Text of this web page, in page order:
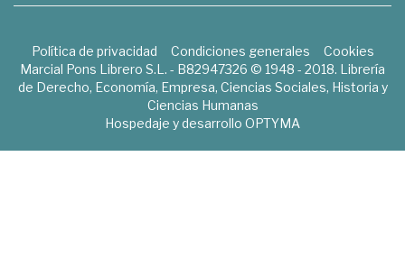
Política de privacidad Condiciones generales
Cookies
Marcial Pons Librero S.L. - B82947326 © 1948 - 2018. Librería
de Derecho, Economía, Empresa, Ciencias Sociales, Historia y
Ciencias Humanas
Hospedaje y desarrollo OPTYMA